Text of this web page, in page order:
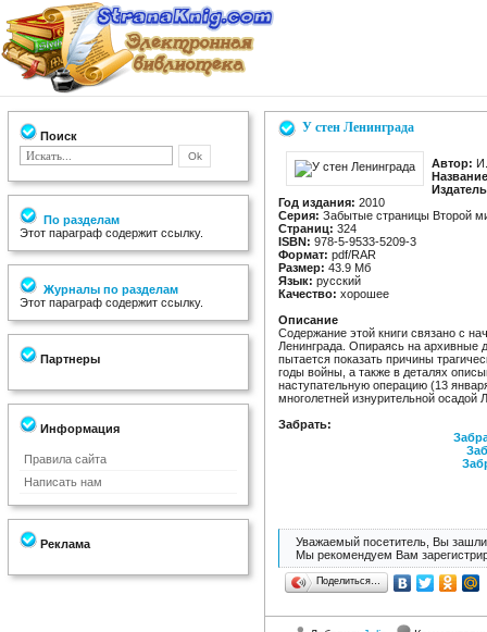
Поиск
По разделам
Этот параграф содержит ссылку.
Журналы по разделам
Этот параграф содержит ссылку.
Партнеры
Информация
Правила сайта
Написать нам
Реклама
У стен Ленинграда
Автор:
Год издания: 2010
Серия: Забытые страницы Второй
Страниц: 324
ISBN: 978-5-9533-5209-3
Формат: pdf/RAR
Размер: 43.9 Мб
Язык: русский
Качество: хорошее
Описание
Содержание этой книги связано с
Ленинграда. Опираясь на архивные
пытается показать причины
годы войны, а также в деталях
наступательную операцию (13
многолетней изнурительной осадой
Забрать:
Уважаемый посетитель, Вы зашли
Мы рекомендуем Вам
Поделиться…